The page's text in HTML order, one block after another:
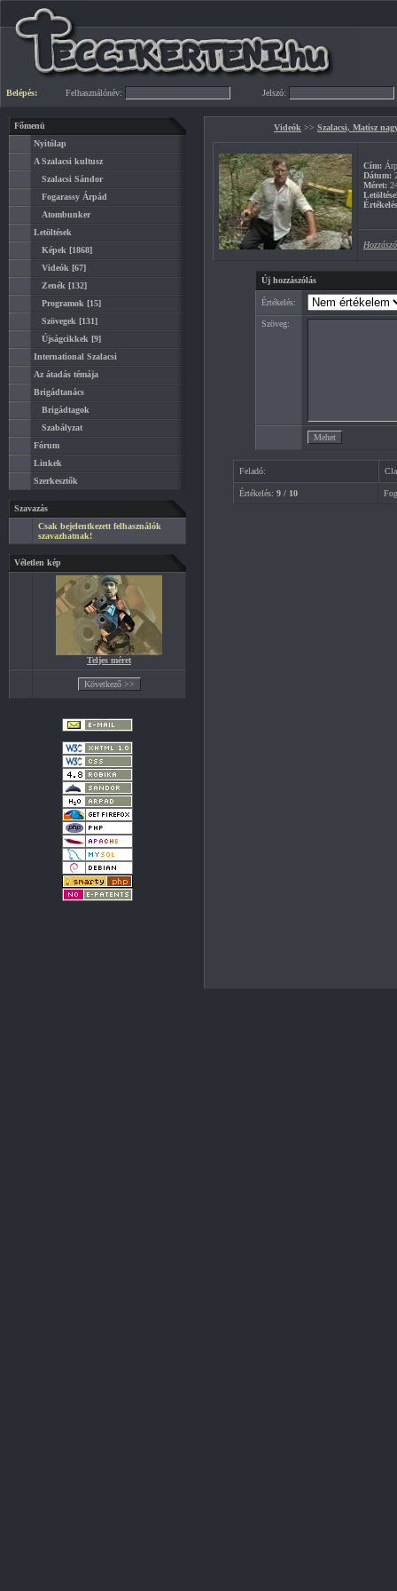
Belépés: Felhasználónév: Jelszó:
Főmenü
Nyitólap
A Szalacsi kultusz
Szalacsi Sándor
Fogarassy Árpád
Atombunker
Letöltések
Képek [1868]
Videók [67]
Zenék [132]
Programok [15]
Szövegek [131]
Újságcikkek [9]
International Szalacsi
Az átadás témája
Brigádtanács
Brigádtagok
Szabályzat
Fórum
Linkek
Szerkesztők
Szavazás
Csak bejelentkezett felhasználók
szavazhatnak!
Véletlen kép
Teljes méret
Videók >> Szalacsi, Matisz
Cím:
Dátum:
Méret:
Új hozzászólás
Értékelés:
Szöveg:
Feladó:
Értékelés: 9 / 10